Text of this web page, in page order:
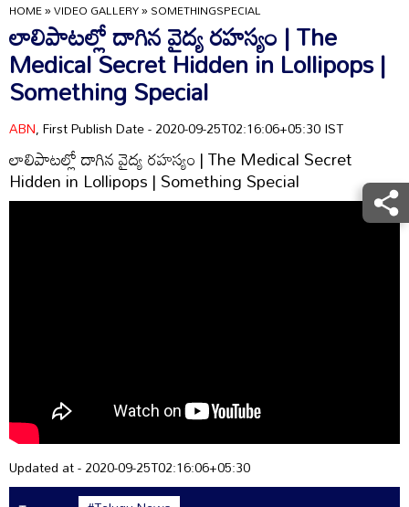
HOME»VIDEO GALLERY»SOMETHINGSPECIAL
లాలిపాటల్లో దాగిన వైద్య రహస్యం | The
Medical Secret Hidden in Lollipops |
Something Special
ABN, First Publish Date - 2020-09-25T02:16:06+05:30 IST
లాలిపాటల్లో దాగిన వైద్య రహస్యం | The Medical Secret
Hidden in Lollipops | Something Special
Updated at - 2020-09-25T02:16:06+05:30